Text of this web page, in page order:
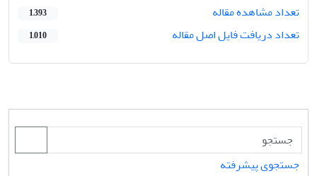
تعداد مشاهده مقاله
1,393
تعداد دریافت فایل اصل مقاله 1,010
جستجوی پیشرفته